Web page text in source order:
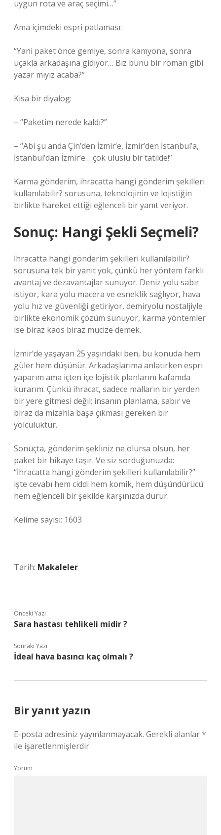
uygun rota ve araç seçimi…”
Ama içimdeki espri patlaması:
“Yani paket önce gemiye, sonra kamyona, sonra
uçakla arkadaşına gidiyor… Biz bunu bir roman gibi
yazar mıyız acaba?”
Kısa bir diyalog:
– “Paketim nerede kaldı?”
– “Abi şu anda Çin’den İzmir’e, İzmir’den İstanbul’a,
İstanbul’dan İzmir’e… çok uluslu bir tatilde!”
Karma gönderim, ihracatta hangi gönderim şekilleri
kullanılabilir? sorusuna, teknolojinin ve lojistiğin
birlikte hareket ettiği eğlenceli bir yanıt veriyor.
Sonuç: Hangi Şekli Seçmeli?
İhracatta hangi gönderim şekilleri kullanılabilir?
sorusuna tek bir yanıt yok, çünkü her yöntem farklı
avantaj ve dezavantajlar sunuyor. Deniz yolu sabır
istiyor, kara yolu macera ve esneklik sağlıyor, hava
yolu hız ve güvenliği getiriyor, demiryolu nostaljiyle
birlikte ekonomik çözüm sunuyor, karma yöntemler
ise biraz kaos biraz mucize demek.
İzmir’de yaşayan 25 yaşındaki ben, bu konuda hem
güler hem düşünür. Arkadaşlarıma anlatırken espri
yaparım ama içten içe lojistik planlarını kafamda
kurarım. Çünkü ihracat, sadece malların bir yerden
bir yere gitmesi değil; insanın planlama, sabır ve
biraz da mizahla başa çıkması gereken bir
yolculuktur.
Sonuçta, gönderim şekliniz ne olursa olsun, her
paket bir hikaye taşır. Ve siz sorduğunuzda:
“İhracatta hangi gönderim şekilleri kullanılabilir?”
işte cevabı hem ciddi hem komik, hem düşündürücü
hem eğlenceli bir şekilde karşınızda durur.
Kelime sayısı: 1603
Tarih: Makaleler
Önceki Yazı
Sara hastası tehlikeli midir ?
Sonraki Yazı
İdeal hava basıncı kaç olmalı ?
Bir yanıt yazın
E-posta adresiniz yayınlanmayacak. Gerekli alanlar*
ile işaretlenmişlerdir
Yorum